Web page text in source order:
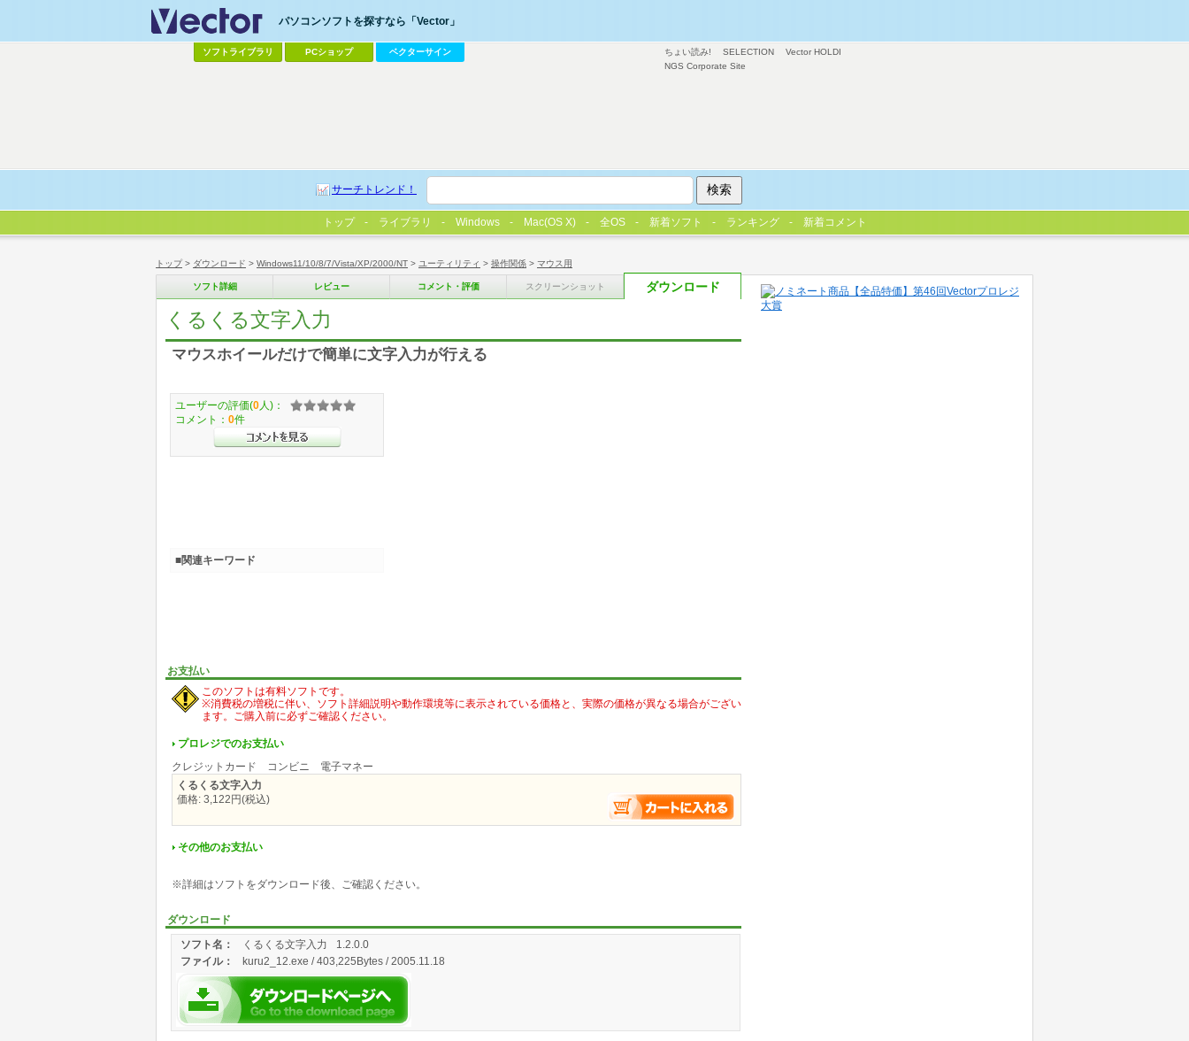
トップ> ダウンロード > Windows11/10/8/7/Vista/XP/2000/NT > ユーティリティ > 操作関係 > マウス用
ソフト詳細 レビュー コメント・評価 スクリーンショット ダウンロード
くるくる文字入力
マウスホイールだけで簡単に文字入力が行える
お支払い
このソフトは有料ソフトです。
※消費税の増税に伴い、ソフト詳細説明や動作環境等に表示されている価格と、実際の価格が異なる場合がござい
ます。ご購入前に必ずご確認ください。
プロレジでのお支払い
クレジットカード コンビニ 電子マネー
くるくる文字入力
価格: 3,122円(税込)
その他のお支払い
※詳細はソフトをダウンロード後、ご確認ください。
ダウンロード
ソフト名：
くるくる文字入力 1.2.0.0
ファイル： kuru2_12.exe / 403,225Bytes / 2005.11.18
ユーザーの評価(0 人)：
コメント： 0件
■関連キーワード
ちょい読み! SELECTION
Vector HOLDI
NGS Corporate Site
パソコンソフトを探すなら「Vector」
ソフトライブラリ PCショップ ベクターサイン
サーチトレンド！
トップ ライブラリ Windows Mac(OS X) 全OS 新着ソフト ランキング 新着コメント